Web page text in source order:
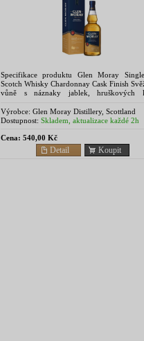
Specifikace produktu Glen Moray
Scotch Whisky Chardonnay Cask Finish
vůně s náznaky jablek, hruškových
blednoucí ve vůni...
Výrobce: Glen Moray Distillery, Scottland
Dostupnost: Skladem, aktualizace každé 2h
Cena: 540,00 Kč
Koupit
Detail